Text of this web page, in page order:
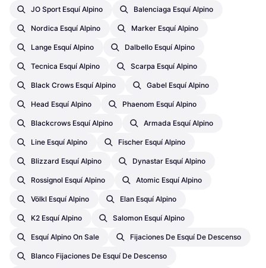
JO Sport Esquí Alpino Balenciaga Esquí Alpino
Nordica Esquí Alpino Marker Esquí Alpino
Lange Esquí Alpino Dalbello Esquí Alpino
Tecnica Esquí Alpino Scarpa Esquí Alpino
Black Crows Esquí Alpino Gabel Esquí Alpino
Head Esquí Alpino Phaenom Esquí Alpino
Blackcrows Esquí Alpino Armada Esquí Alpino
Line Esquí Alpino Fischer Esquí Alpino
Blizzard Esquí Alpino Dynastar Esquí Alpino
Rossignol Esquí Alpino Atomic Esquí Alpino
Völkl Esquí Alpino Elan Esquí Alpino
K2 Esquí Alpino Salomon Esquí Alpino
Esquí Alpino On Sale Fijaciones De Esquí De Descenso
Blanco Fijaciones De Esquí De Descenso